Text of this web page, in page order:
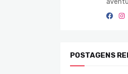
POSTAGENS